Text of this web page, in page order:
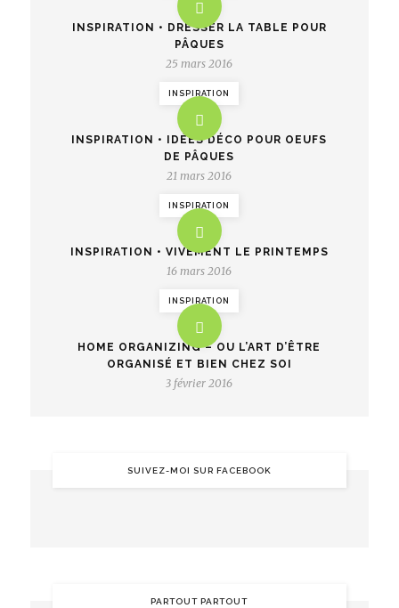
INSPIRATION • DRESSER LA TABLE POUR
PÂQUES
25 mars 2016
INSPIRATION
INSPIRATION • IDÉES DÉCO POUR OEUFS
DE PÂQUES
21 mars 2016
INSPIRATION
INSPIRATION • VIVEMENT LE PRINTEMPS
16 mars 2016
INSPIRATION
HOME ORGANIZING – OU L’ART D’ÊTRE
ORGANISÉ ET BIEN CHEZ SOI
3 février 2016
SUIVEZ-MOI SUR FACEBOOK
PARTOUT PARTOUT